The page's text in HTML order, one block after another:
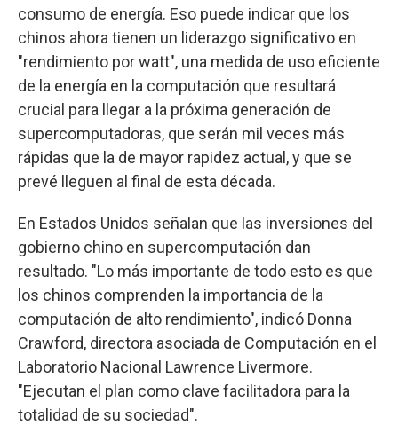
consumo de energía. Eso puede indicar que los
chinos ahora tienen un liderazgo significativo en
"rendimiento por watt", una medida de uso eficiente
de la energía en la computación que resultará
crucial para llegar a la próxima generación de
supercomputadoras, que serán mil veces más
rápidas que la de mayor rapidez actual, y que se
prevé lleguen al final de esta década.
En Estados Unidos señalan que las inversiones del
gobierno chino en supercomputación dan
resultado. "Lo más importante de todo esto es que
los chinos comprenden la importancia de la
computación de alto rendimiento", indicó Donna
Crawford, directora asociada de Computación en el
Laboratorio Nacional Lawrence Livermore.
"Ejecutan el plan como clave facilitadora para la
totalidad de su sociedad".